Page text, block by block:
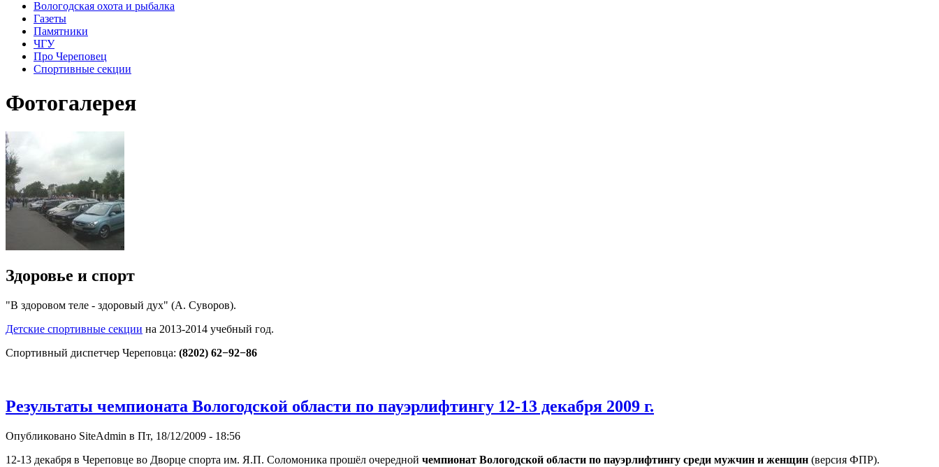
Вологодская охота и рыбалка
Газеты
Памятники
ЧГУ
Про Череповец
Спортивные секции
Фотогалерея
Здоровье и спорт
"В здоровом теле - здоровый дух" (А. Суворов).
Детские спортивные секции на 2013-2014 учебный год.
Спортивный диспетчер Череповца: (8202) 62−92−86
Результаты чемпионата Вологодской области по пауэрлифтингу 12-13 декабря 2009 г.
Опубликовано SiteAdmin в Пт, 18/12/2009 - 18:56
12-13 декабря в Череповце во Дворце спорта им. Я.П. Соломоника прошёл очередной чемпионат Вологодской области по пауэрлифтингу среди мужчин и женщин (версия ФПР).